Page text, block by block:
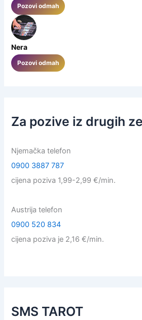
Pozovi odmah
Nera
Pozovi odmah
Za pozive iz drugih
Njemačka telefon
0900 3887 787
cijena poziva 1,99-2,99 €/min.
Austrija telefon
0900 520 834
cijena poziva je 2,16 €/min.
SMS TAROT